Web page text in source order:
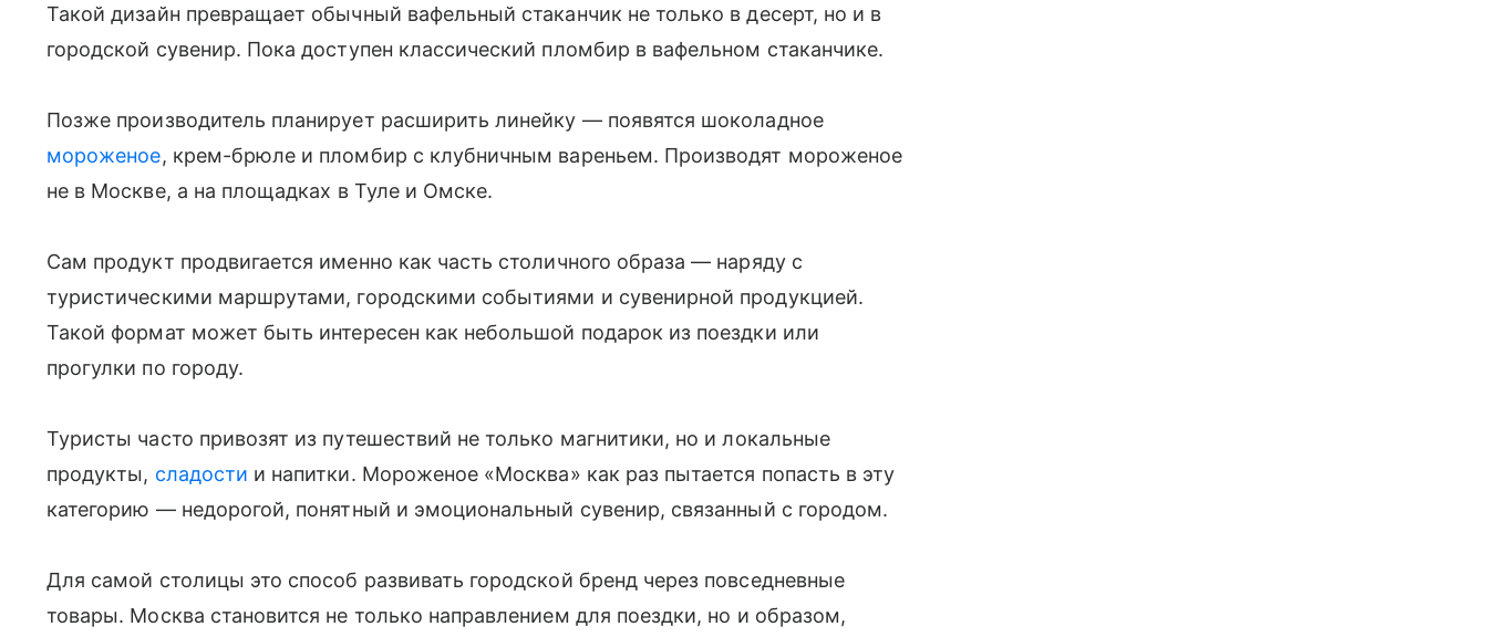
Такой дизайн превращает обычный вафельный стаканчик не только в десерт, но и в
городской сувенир. Пока доступен классический пломбир в вафельном стаканчике.
Позже производитель планирует расширить линейку — появятся шоколадное
мороженое, крем-брюле и пломбир с клубничным вареньем. Производят мороженое
не в Москве, а на площадках в Туле и Омске.
Сам продукт продвигается именно как часть столичного образа — наряду с
туристическими маршрутами, городскими событиями и сувенирной продукцией.
Такой формат может быть интересен как небольшой подарок из поездки или
прогулки по городу.
Туристы часто привозят из путешествий не только магнитики, но и локальные
продукты, сладости и напитки. Мороженое «Москва» как раз пытается попасть в эту
категорию — недорогой, понятный и эмоциональный сувенир, связанный с городом.
Для самой столицы это способ развивать городской бренд через повседневные
товары. Москва становится не только направлением для поездки, но и образом,